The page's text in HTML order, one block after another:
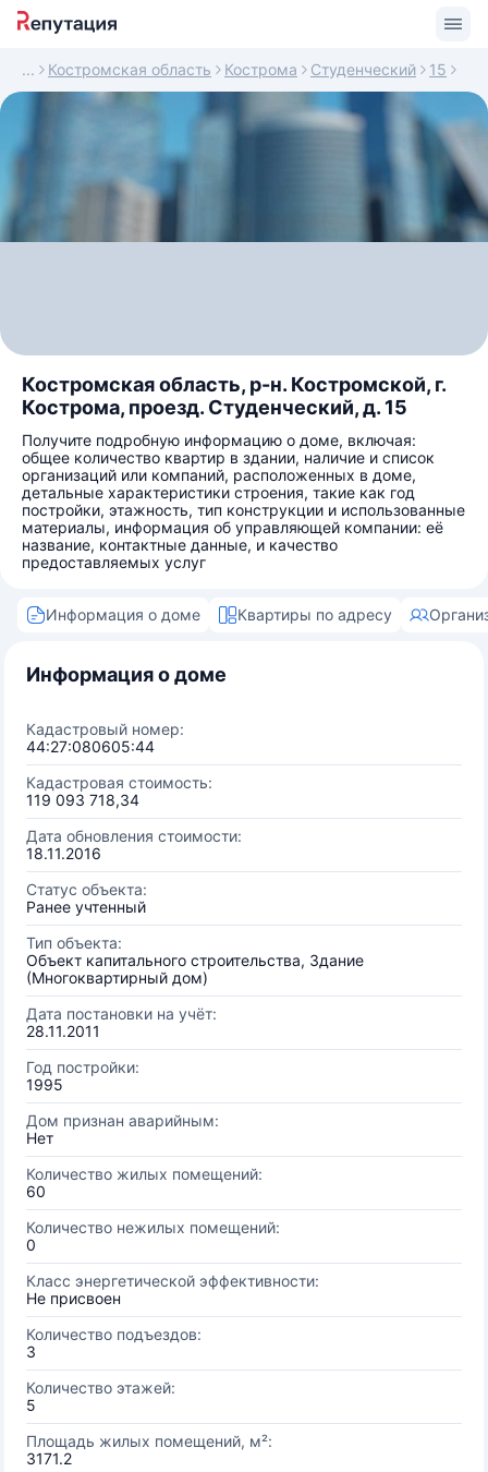
Костромская область Кострома Студенческий 15
Костромская область, р-н. Костромской, г.
Кострома, проезд. Студенческий, д. 15
Получите подробную информацию о доме, включая:
общее количество квартир в здании, наличие и список
организаций или компаний, расположенных в доме,
детальные характеристики строения, такие как год
постройки, этажность, тип конструкции и использованные
материалы, информация об управляющей компании: её
название, контактные данные, и качество
предоставляемых услуг
Информация о доме Квартиры по адресу
Информация о доме
Кадастровый номер:
44:27:080605:44
Кадастровая стоимость:
119 093 718,34
Дата обновления стоимости:
18.11.2016
Статус объекта:
Ранее учтенный
Тип объекта:
Объект капитального строительства, Здание
(Многоквартирный дом)
Дата постановки на учёт:
28.11.2011
Год постройки:
1995
Дом признан аварийным:
Нет
Количество жилых помещений:
60
Количество нежилых помещений:
0
Класс энергетической эффективности:
Не присвоен
Количество подъездов:
3
Количество этажей:
5
Площадь жилых помещений, м²:
3171.2